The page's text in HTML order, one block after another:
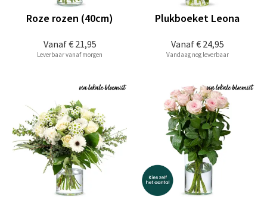
Vanaf€ 21,95
Roze rozen (40cm)
Leverbaar vanaf morgen
Vanaf€ 24,95
Plukboeket Leona
Vandaag nog leverbaar